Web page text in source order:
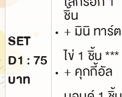
SET
D1 : 75
บาท
ชิ้น
+ มินิ ทาร์ต
ไข่ 1 ชิ้น ***
+ คุกกี้อัล
มอนด์ 1 ชิ้น